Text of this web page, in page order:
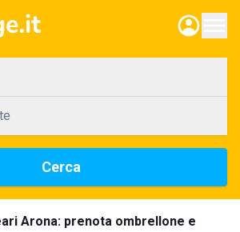
Cerca
Arona: prenota ombrellone e